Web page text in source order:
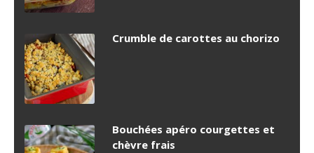
Crumble de carottes au chorizo
Bouchées apéro courgettes et
chèvre frais